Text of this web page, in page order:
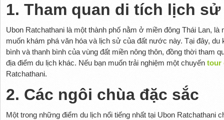
1. Tham quan di tích lịch sử
Ubon Ratchathani là một thành phố nằm ở miền đông Thái Lan,
muốn khám phá văn hóa và lịch sử của đất nước này. Tại đây,
bình và thanh bình của vùng đất miền nông thôn, đồng thời tham
địa điểm du lịch khác. Nếu bạn muốn trải nghiệm một chuyến tour
Ratchathani.
2. Các ngôi chùa đặc sắc
Một trong những điểm du lịch nổi tiếng nhất tại Ubon Ratchathani